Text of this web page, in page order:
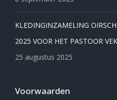
KLEDINGINZAMELING
2025 VOOR HET PASTOOR
25 augustus 2025
Voorwaarden